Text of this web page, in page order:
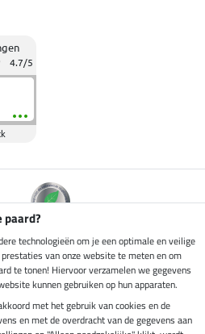
4.7/5
paard?
technologieën om je een optimale en veilige
van onze website te meten en om
te tonen! Hiervoor verzamelen we gegevens
kunnen gebruiken op hun apparaten.
met het gebruik van cookies en de
en met de overdracht van de gegevens aan